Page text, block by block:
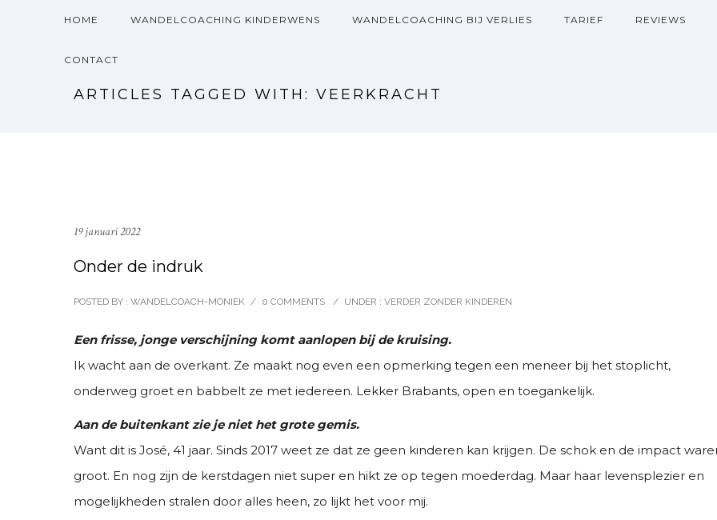
HOME WANDELCOACHING KINDERWENS WANDELCOACHING BIJ VERLIES TARIEF REVIEWS
CONTACT
ARTICLES TAGGED WITH: VEERKRACHT
19 januari 2022
Onder de indruk
POSTED BY : WANDELCOACH-MONIEK / 0 COMMENTS / UNDER : VERDER ZONDER KINDEREN
Een frisse, jonge verschijning komt aanlopen bij de kruising.
Ik wacht aan de overkant. Ze maakt nog even een opmerking tegen een meneer bij het stoplicht,
onderweg groet en babbelt ze met iedereen. Lekker Brabants, open en toegankelijk.
Aan de buitenkant zie je niet het grote gemis.
Want dit is José, 41 jaar. Sinds 2017 weet ze dat ze geen kinderen kan krijgen. De schok en de impact
groot. En nog zijn de kerstdagen niet super en hikt ze op tegen moederdag. Maar haar levensplezier en
mogelijkheden stralen door alles heen, zo lijkt het voor mij.